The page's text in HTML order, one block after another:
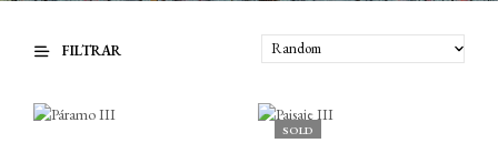
FILTRAR
SOLD